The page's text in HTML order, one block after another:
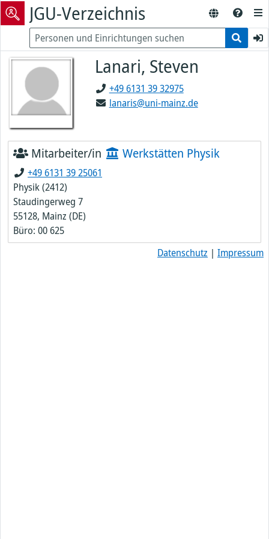
JGU-Verzeichnis
Lanari, Steven
+49 6131 39 32975
lanaris@uni-mainz.de
Mitarbeiter/in Werkstätten Physik
+49 6131 39 25061
Physik (2412)
Staudingerweg 7
55128, Mainz (DE)
Büro: 00 625
Datenschutz | Impressum